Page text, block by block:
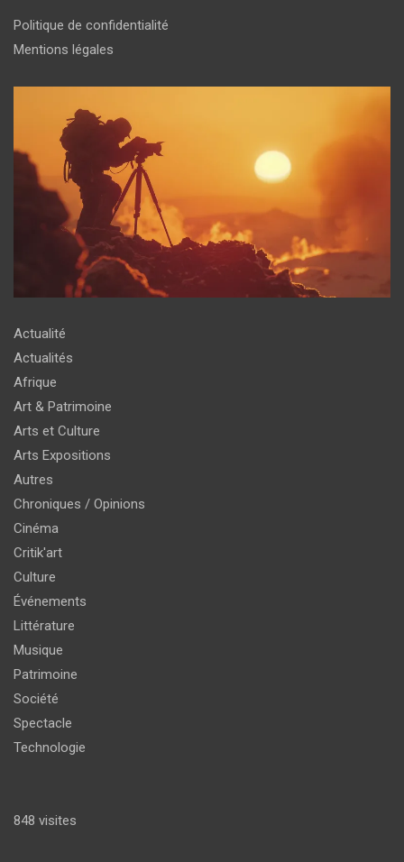
Politique de confidentialité
Mentions légales
Actualité
Actualités
Afrique
Art & Patrimoine
Arts et Culture
Arts Expositions
Autres
Chroniques / Opinions
Cinéma
Critik'art
Culture
Événements
Littérature
Musique
Patrimoine
Société
Spectacle
Technologie
848 visites